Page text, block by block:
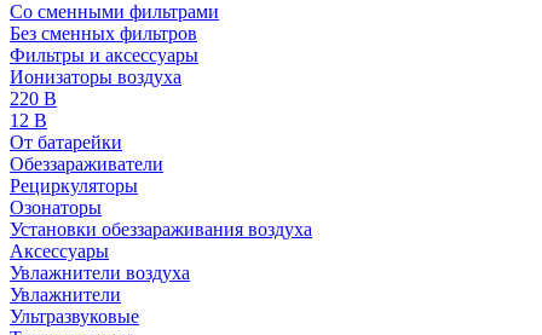
Cо сменными фильтрами
Без сменных фильтров
Фильтры и аксессуары
Ионизаторы воздуха
220 В
12 В
От батарейки
Обеззараживатели
Рециркуляторы
Озонаторы
Установки обеззараживания воздуха
Аксессуары
Увлажнители воздуха
Увлажнители
Ультразвуковые